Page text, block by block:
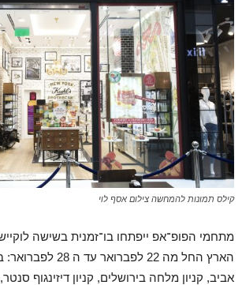
קילס תמונות להמחשה צילום אסף לוי
מתחמי הפופ־אפ ייפתחו בו־זמנית בשישה
הארץ החל מה 22